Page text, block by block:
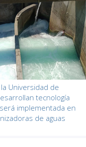
Universidad de
tecnología
implementada en
de aguas